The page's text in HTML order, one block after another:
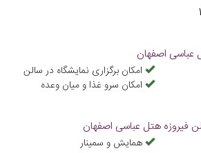
عباسی اصفهان
امکان برگزاری نمایشگاه در سالن
امكان سرو غذا و ميان وعده
فیروزه هتل عباسی اصفهان
همایش و سمینار